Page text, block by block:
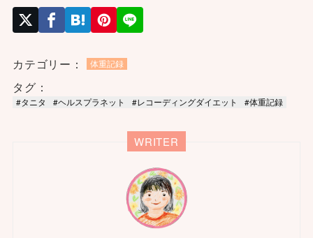
カテゴリー： 体重記録
タグ：
#タニタ #ヘルスプラネット #レコーディングダイエット #体重記録
WRITER